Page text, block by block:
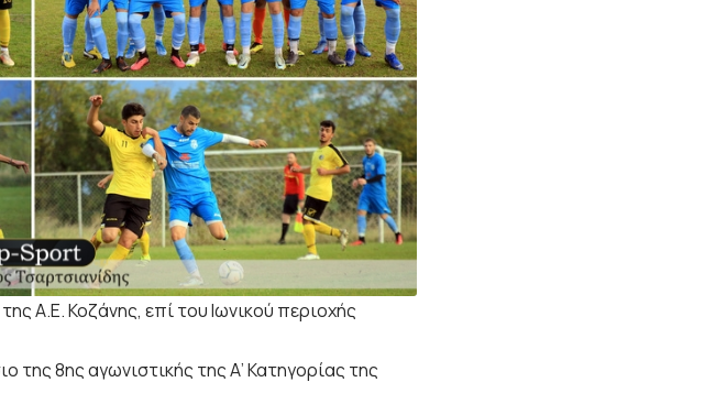
Α.Ε. Κοζάνης, επί του Ιωνικού περιοχής
της 8ης αγωνιστικής της Α’ Κατηγορίας της